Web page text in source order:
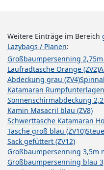
Weitere Einträge im Bereich
Lazybags / Planen:
Großbaumpersenning
Laufradtasche Orange (ZV2)
Abdeckung grau (ZV4)
Katamaran Rumpfunterlagen
Sonnenschirmabdeckung
Kamin Masacril blau (ZV8)
Schwerttasche Katamaran
Tasche groß blau (ZV10)
Sack gefüttert (ZV12)
Großbaumpersenning 3,5m
Großbaumpersenning blau